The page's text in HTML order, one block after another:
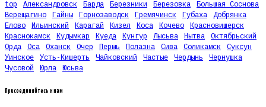
top Александровск Барда Березники Березовка
Большая Соснова
Верещагино
Гайны Горнозаводск Гремячинск Губаха
Добрянка
Елово
Ильинский Карагай Кизел Коса Кочево
Красновишерск
Краснокамск
Кудымкар Куеда Кунгур Лысьва Нытва
Октябрьский
Орда
Оса Оханск Очер Пермь Полазна Сива Соликамск
Суксун
Уинское
Усть-Кишерть Чайковский Частые Чердынь
Чернушка
Чусовой
Юрла Юсьва
Присоединяйтесь к нам